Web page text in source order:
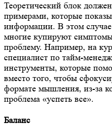
Теоретический блок
примерами, которые
информации. В этом
многие купируют
проблему. Например, на
специалист по тайм-
инструменты, которые
вместо того, чтобы
формате мышления, из-за
проблема «успеть все».
Баланс